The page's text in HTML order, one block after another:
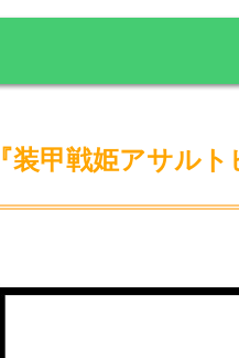
『装甲戦姫アサル